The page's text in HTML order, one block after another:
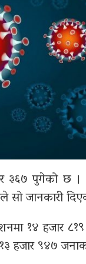
३६७ पुगेको छ ।
सो जानकारी
१४ हजार
हजार ९४७